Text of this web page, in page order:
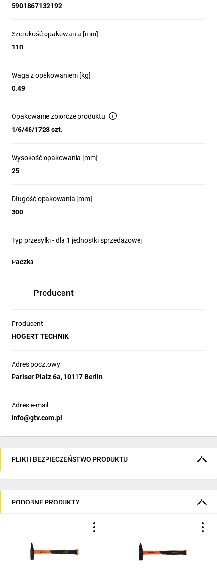
5901867132192
Szerokość opakowania [mm]
110
Waga z opakowaniem [kg]
0.49
Opakowanie zbiorcze produktu
1/6/48/1728 szt.
Wysokość opakowania [mm]
25
Długość opakowania [mm]
300
Typ przesyłki - dla 1 jednostki sprzedażowej
Paczka
Producent
Producent
HOGERT TECHNIK
Adres pocztowy
Pariser Platz 6a, 10117 Berlin
Adres e-mail
info­@gtv.com.pl
PLIKI I BEZPIECZEŃSTWO PRODUKTU
PODOBNE PRODUKTY